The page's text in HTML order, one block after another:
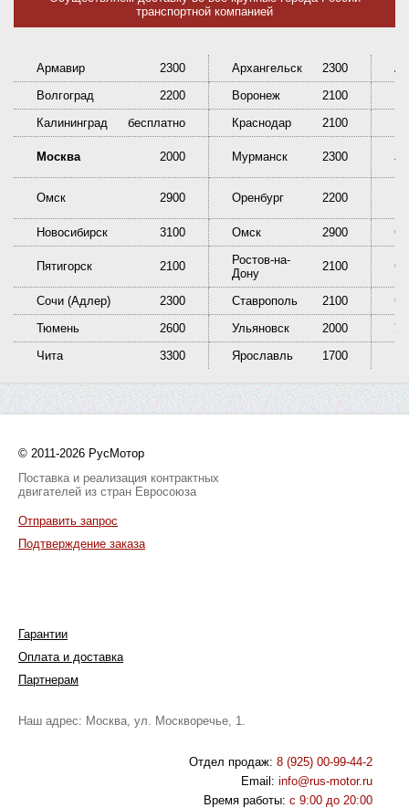
транспортной компанией
Армавир 2300 Архангельск 2300
Волгоград
2200 Воронеж 2100
Калининград
бесплатно Краснодар 2100
Москва 2000 Мурманск 2300
Омск 2900 Оренбург 2200
Новосибирск 3100 Омск 2900
Пятигорск 2100
Ростов-на-
Дону
2100
Сочи (Адлер) 2300 Ставрополь 2100
Тюмень
2600 Ульяновск 2000
Чита
3300 Ярославль 1700
© 2011-2026 РусМотор
Поставка и реализация контрактных
двигателей из стран Евросоюза
Отправить запрос
Подтверждение заказа
Гарантии
Оплата и доставка
Партнерам
Наш адрес: Москва, ул. Москворечье, 1.
Отдел продаж: 8 (925) 00-99-44-2
Email: info@rus-motor.ru
Время работы: с 9:00 до 20:00